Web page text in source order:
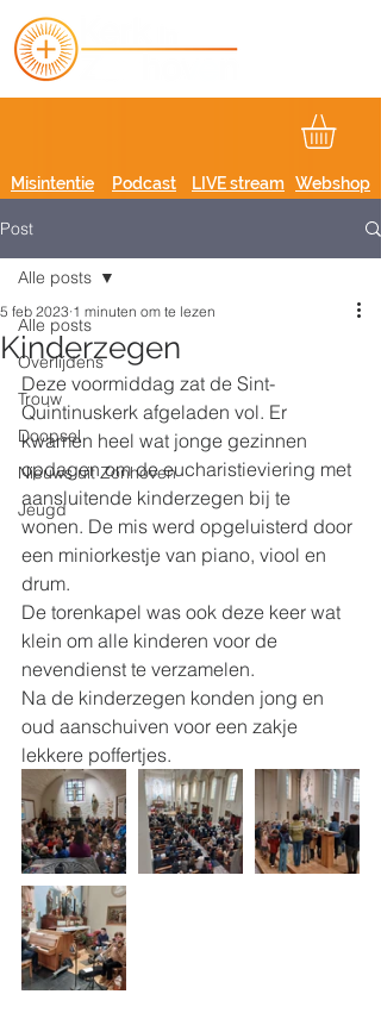
Podcast
Misintentie LIVE stream Webshop
Post
Alle posts
Overlijdens
Trouw
Doopsel
Nieuws uit Zonhoven
Jeugd
Alle posts
Kinderzegen
5 feb 2023 1 minuten om te lezen
Deze voormiddag zat de Sint-
Quintinuskerk afgeladen vol. Er
kwamen heel wat jonge gezinnen
opdagen om de eucharistieviering met
aansluitende kinderzegen bij te
wonen. De mis werd opgeluisterd door
een miniorkestje van piano, viool en
drum.
De torenkapel was ook deze keer wat
klein om alle kinderen voor de
nevendienst te verzamelen.
Na de kinderzegen konden jong en
oud aanschuiven voor een zakje
lekkere poffertjes.